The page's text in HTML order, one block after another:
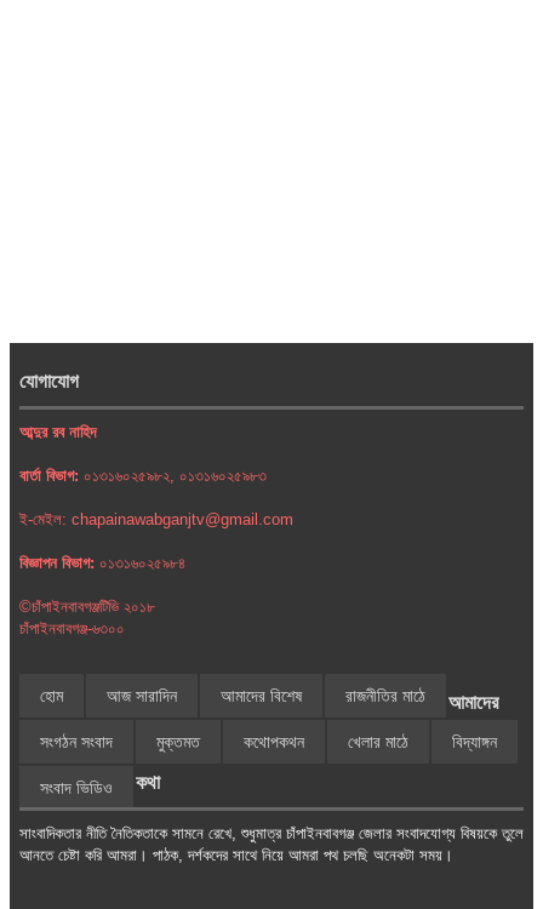
যোগাযোগ
আব্দুর রব নাহিদ
বার্তা বিভাগ: ০১৩১৬০২৫৯৮২, ০১৩১৬০২৫৯৮৩
ই-মেইল: chapainawabganjtv@gmail.com
বিজ্ঞাপন বিভাগ: ০১৩১৬০২৫৯৮৪
©চাঁপাইনবাবগঞ্জটিভি ২০১৮
চাঁপাইনবাবগঞ্জ-৬৩০০
হোম আজ সারাদিন আমাদের বিশেষ রাজনীতির মাঠে
সংগঠন সংবাদ মুক্তমত কথোপকথন খেলার মাঠে বিদ্যাঙ্গন
সংবাদ ভিডিও
আমাদের
কথা
সাংবাদিকতার নীতি নৈতিকতাকে সামনে রেখে, শুধুমাত্র চাঁপাইনবাবগঞ্জ জেলার সংবাদযোগ্য বিষয়কে তুলে
আনতে চেষ্টা করি আমরা। পাঠক, দর্শকদের সাথে নিয়ে আমরা পথ চলছি অনেকটা সময়।